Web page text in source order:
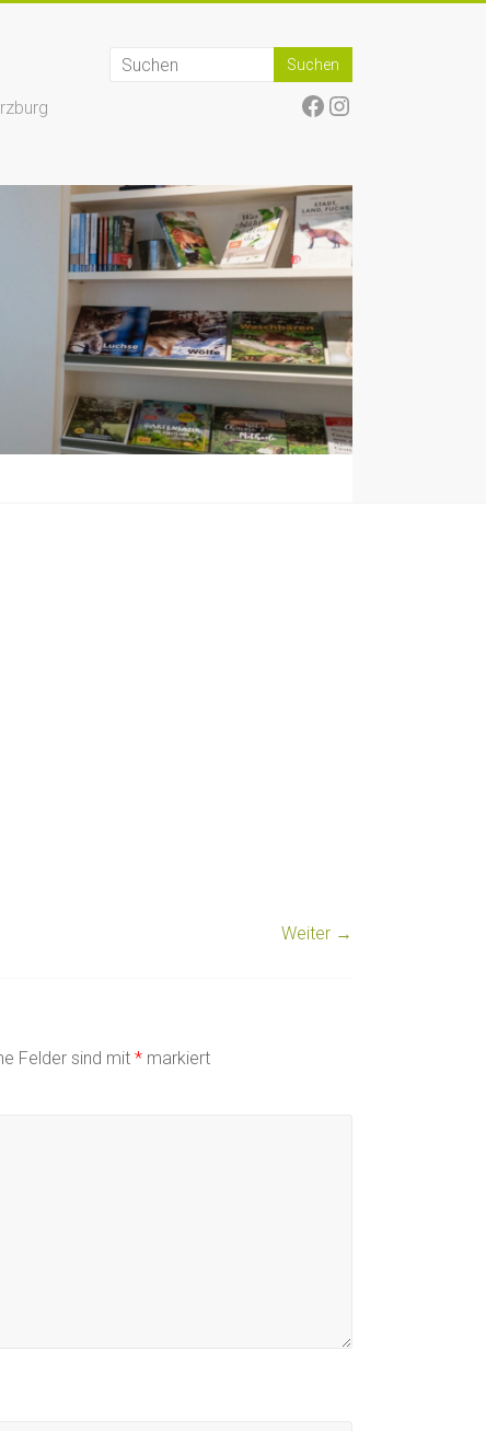
Facebook
Instagram
Weiter →
Felder sind mit * markiert